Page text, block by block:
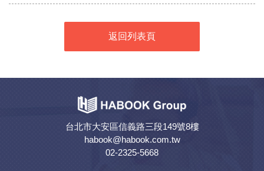
返回列表頁
台北市大安區信義路三段149號8樓
habook@habook.com.tw
02-2325-5668